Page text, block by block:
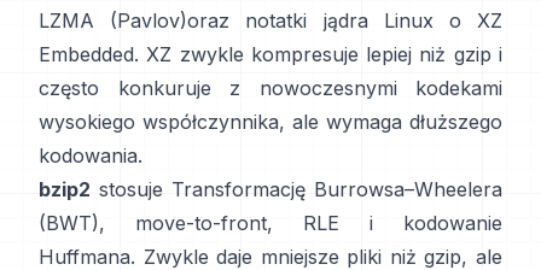
LZMA (Pavlov)oraz notatki jądra Linux
o XZ
Embedded. XZ zwykle kompresuje lepiej niż gzip i
często konkuruje z nowoczesnymi kodekami
wysokiego współczynnika, ale wymaga dłuższego
kodowania.
bzip2 stosuje Transformację Burrowsa–Wheelera
(BWT), move-to-front, RLE i kodowanie
Huffmana. Zwykle daje mniejsze pliki niż gzip, ale